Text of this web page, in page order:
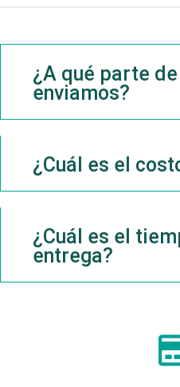
¿A qué parte
enviamos?
¿Cuál es el
¿Cuál es el
entrega?